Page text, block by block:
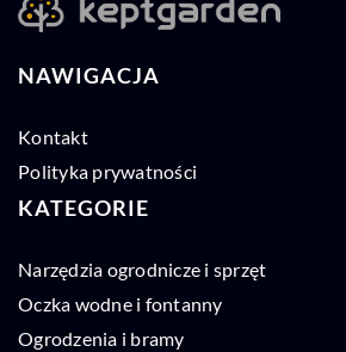
NAWIGACJA
Kontakt
Polityka prywatności
KATEGORIE
Narzędzia ogrodnicze i sprzęt
Oczka wodne i fontanny
Ogrodzenia i bramy